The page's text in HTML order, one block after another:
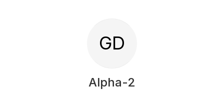
GD
Alpha-2